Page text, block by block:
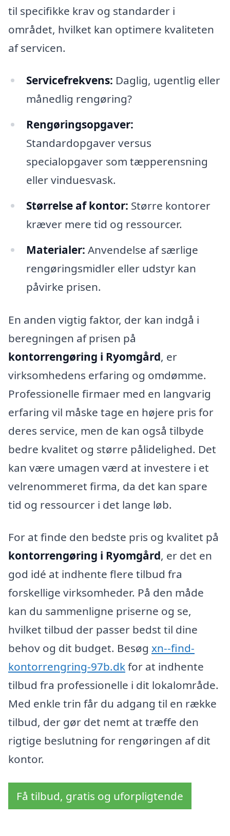
til specifikke krav og standarder i
området, hvilket kan optimere kvaliteten
af servicen.
Servicefrekvens: Daglig, ugentlig eller
månedlig rengøring?
Rengøringsopgaver:
Standardopgaver versus
specialopgaver som tæpperensning
eller vinduesvask.
Størrelse af kontor: Større kontorer
kræver mere tid og ressourcer.
Materialer: Anvendelse af særlige
rengøringsmidler eller udstyr kan
påvirke prisen.
En anden vigtig faktor, der kan indgå i
beregningen af prisen på
kontorrengøring i Ryomgård, er
virksomhedens erfaring og omdømme.
Professionelle firmaer med en langvarig
erfaring vil måske tage en højere pris for
deres service, men de kan også tilbyde
bedre kvalitet og større pålidelighed. Det
kan være umagen værd at investere i et
velrenommeret firma, da det kan spare
tid og ressourcer i det lange løb.
For at finde den bedste pris og kvalitet på
kontorrengøring i Ryomgård, er det en
god idé at indhente flere tilbud fra
forskellige virksomheder. På den måde
kan du sammenligne priserne og se,
hvilket tilbud der passer bedst til dine
behov og dit budget. Besøg xn--find-
kontorrengring-97b.dkfor at indhente
tilbud fra professionelle i dit lokalområde.
Med enkle trin får du adgang til en række
tilbud, der gør det nemt at træffe den
rigtige beslutning for rengøringen af dit
kontor.
Få tilbud, gratis og uforpligtende